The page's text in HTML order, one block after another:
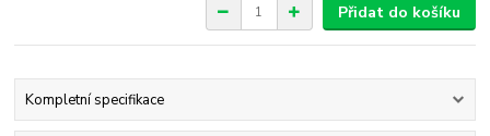
Přidat do košíku
Kompletní specifikace